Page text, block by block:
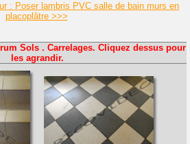
: Poser lambris PVC salle de bain murs en
placoplâtre >>>
Sols . Carrelages. Cliquez dessus pour
les agrandir.